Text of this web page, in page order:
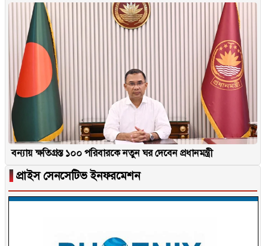
বন্যায় ক্ষতিগ্রস্ত ১০০ পরিবারকে নতুন ঘর দেবেন প্রধানমন্ত্রী
▐ প্রাইস সেনসেটিভ ইনফরমেশন